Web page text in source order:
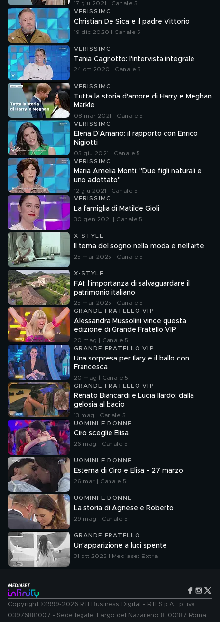
17 giu 2021 | Canale 5
VERISSIMO
Christian De Sica e il padre Vittorio
19 dic 2020 | Canale 5
VERISSIMO
Tania Cagnotto: l'intervista integrale
24 ott 2020 | Canale 5
VERISSIMO
Tutta la storia d'amore di Harry e Meghan
Markle
08 mar 2021 | Canale 5
VERISSIMO
Elena D'Amario: il rapporto con Enrico
Nigiotti
05 giu 2021 | Canale 5
VERISSIMO
Maria Amelia Monti: "Due figli naturali e
uno adottato"
12 giu 2021 | Canale 5
VERISSIMO
La famiglia di Matilde Gioli
30 gen 2021 | Canale 5
X-STYLE
Il tema del sogno nella moda e nell'arte
25 mar 2025 | Canale 5
X-STYLE
FAI: l'importanza di salvaguardare il
patrimonio italiano
25 mar 2025 | Canale 5
GRANDE FRATELLO VIP
Alessandra Mussolini vince questa
edizione di Grande Fratello VIP
20 mag | Canale 5
GRANDE FRATELLO VIP
Una sorpresa per Ilary e il ballo con
Francesca
20 mag | Canale 5
GRANDE FRATELLO VIP
Renato Biancardi e Lucia Ilardo: dalla
gelosia al bacio
13 mag | Canale 5
UOMINI E DONNE
Ciro sceglie Elisa
26 mag | Canale 5
UOMINI E DONNE
Esterna di Ciro e Elisa - 27 marzo
26 mar | Canale 5
UOMINI E DONNE
La storia di Agnese e Roberto
29 mag | Canale 5
GRANDE FRATELLO
Un'apparizione a luci spente
31 ott 2025 | Mediaset Extra
Copyright ©1999-2026 RTI Business Digital - RTI S.p.A.: p. iva
03976881007 - Sede legale: Largo del Nazareno 8, 00187 Roma.